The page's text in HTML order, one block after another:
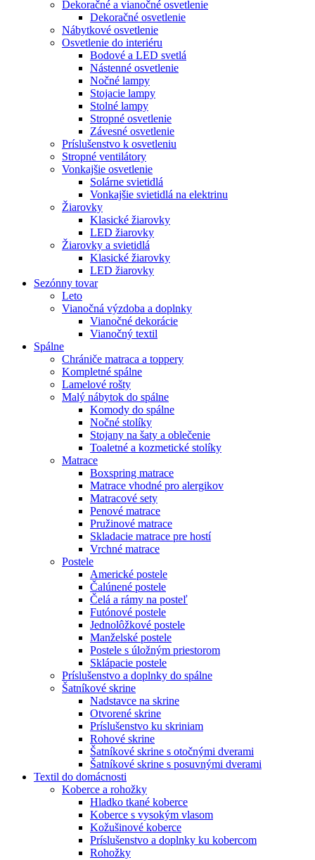
Dekoračné a vianočné osvetlenie
Dekoračné osvetlenie
Nábytkové osvetlenie
Osvetlenie do interiéru
Bodové a LED svetlá
Nástenné osvetlenie
Nočné lampy
Stojacie lampy
Stolné lampy
Stropné osvetlenie
Závesné osvetlenie
Príslušenstvo k osvetleniu
Stropné ventilátory
Vonkajšie osvetlenie
Solárne svietidlá
Vonkajšie svietidlá na elektrinu
Žiarovky
Klasické žiarovky
LED žiarovky
Žiarovky a svietidlá
Klasické žiarovky
LED žiarovky
Sezónny tovar
Leto
Vianočná výzdoba a doplnky
Vianočné dekorácie
Vianočný textil
Spálne
Chrániče matraca a toppery
Kompletné spálne
Lamelové rošty
Malý nábytok do spálne
Komody do spálne
Nočné stolíky
Stojany na šaty a oblečenie
Toaletné a kozmetické stolíky
Matrace
Boxspring matrace
Matrace vhodné pro alergikov
Matracové sety
Penové matrace
Pružinové matrace
Skladacie matrace pre hostí
Vrchné matrace
Postele
Americké postele
Čalúnené postele
Čelá a rámy na posteľ
Futónové postele
Jednolôžkové postele
Manželské postele
Postele s úložným priestorom
Sklápacie postele
Príslušenstvo a doplnky do spálne
Šatníkové skrine
Nadstavce na skrine
Otvorené skrine
Príslušenstvo ku skriniam
Rohové skrine
Šatníkové skrine s otočnými dverami
Šatníkové skrine s posuvnými dverami
Textil do domácnosti
Koberce a rohožky
Hladko tkané koberce
Koberce s vysokým vlasom
Kožušinové koberce
Príslušenstvo a doplnky ku kobercom
Rohožky